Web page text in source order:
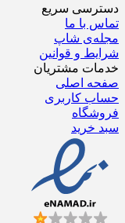
دسترسی سریع
تماس با ما
مجله‌ی شاپ
شرایط و قوانین
خدمات مشتریان
صفحه اصلی
حساب کاربری
فروشگاه
سبد خرید